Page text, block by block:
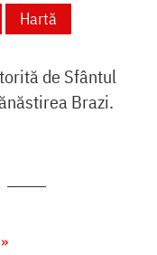
Hartă
de Sfântul
Brazi.